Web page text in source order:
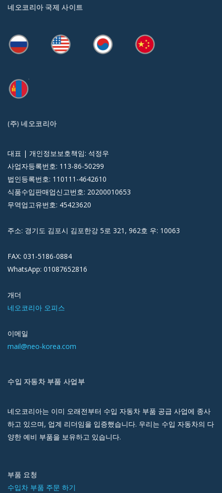
네오코리아 국제 사이트
(주) 네오코리아
대표 | 개인정보보호책임: 석정우
사업자등록번호: 113-86-50299
법인등록번호: 110111-4642610
식품수입판매업신고번호: 20200010653
무역업고유번호: 45423620
주소: 경기도 김포시 김포한강 5로 321, 962호 우: 10063
FAX: 031-5186-0884
WhatsApp: 01087652816
개더
네오코리아 오피스
이메일
mail@neo-korea.com
수입 자동차 부품 사업부
네오코리아는 이미 오래전부터 수입 자동차 부품 공급 사업에 종사
하고 있으며, 업계 리더임을 입증했습니다. 우리는 수입 자동차의 다
양한 예비 부품을 보유하고 있습니다.
부품 요청
수입차 부품 주문 하기